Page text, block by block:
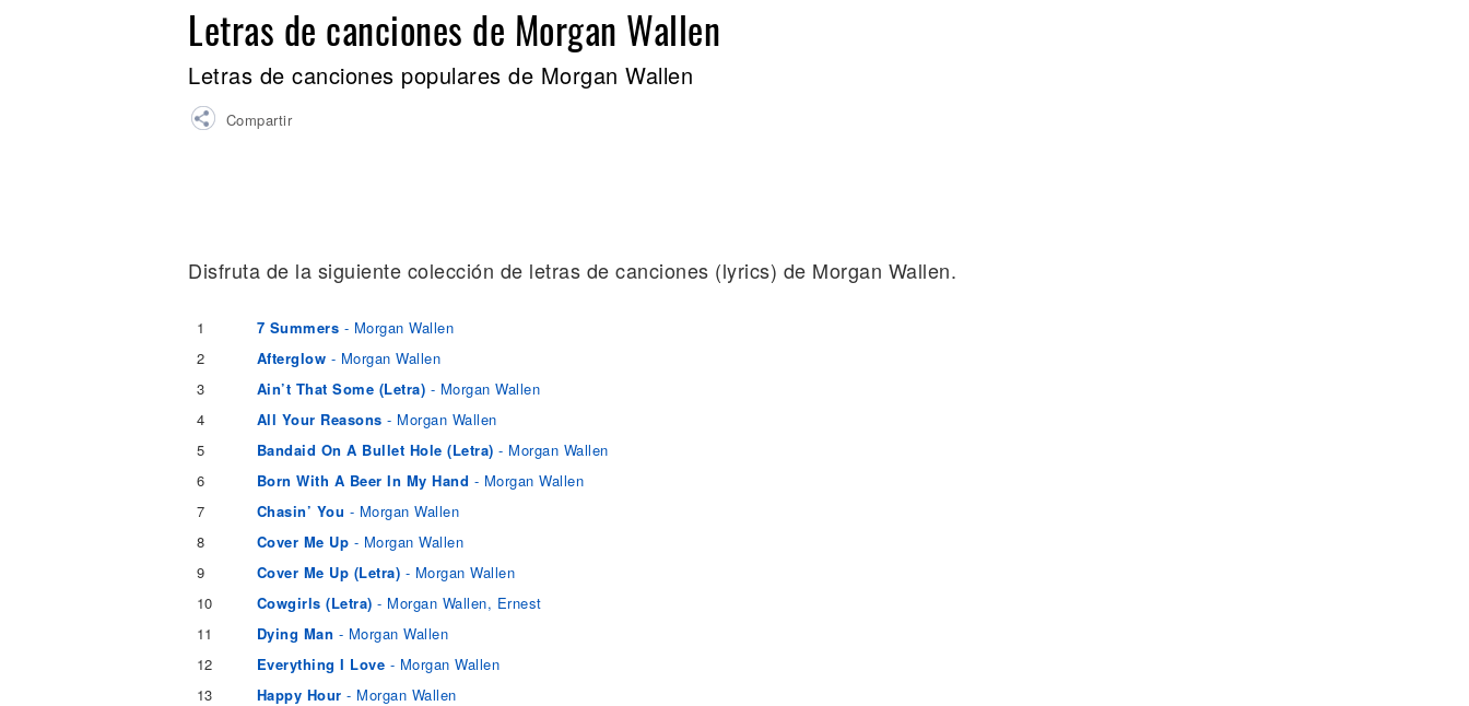
Letras de canciones de Morgan Wallen
Letras de canciones populares de Morgan Wallen
Compartir
Disfruta de la siguiente colección de letras de canciones (lyrics) de Morgan Wallen.
1 7 Summers - Morgan Wallen
2
Afterglow - Morgan Wallen
3
Ain’t That Some (Letra) - Morgan Wallen
4
All Your Reasons - Morgan Wallen
5
Bandaid On A Bullet Hole (Letra) - Morgan Wallen
6
Born With A Beer In My Hand - Morgan Wallen
7
Chasin’ You - Morgan Wallen
8
Cover Me Up - Morgan Wallen
9
Cover Me Up (Letra) - Morgan Wallen
10
Cowgirls (Letra) - Morgan Wallen, Ernest
11
Dying Man - Morgan Wallen
12
Everything I Love - Morgan Wallen
13
Happy Hour - Morgan Wallen